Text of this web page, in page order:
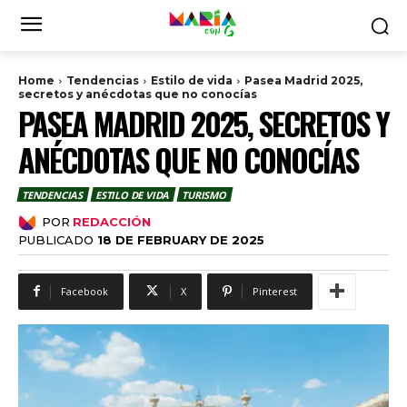
Home Tendencias Estilo de vida
Pasea Madrid 2025,
secretos y anécdotas que no conocías
PASEA MADRID 2025, SECRETOS Y
ANÉCDOTAS QUE NO CONOCÍAS
TENDENCIAS ESTILO DE VIDA TURISMO
POR REDACCIÓN
PUBLICADO 18 DE FEBRUARY DE 2025
Facebook X Pinterest